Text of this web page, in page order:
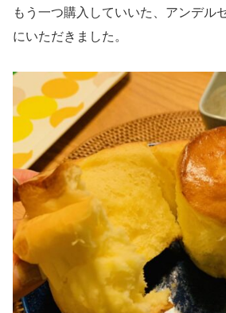
もう一つ購入していいた、アンデル
にいただきました。